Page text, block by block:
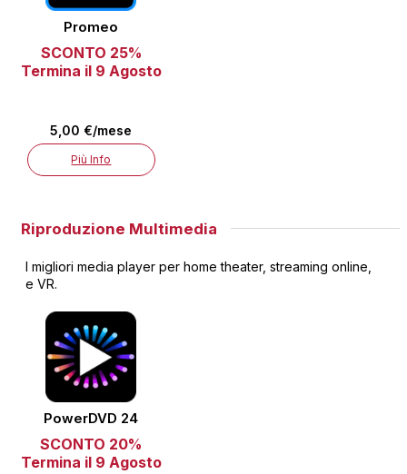
Promeo
SCONTO 25%
Termina il 9 Agosto
5,00 €/mese
Più Info
Riproduzione Multimedia
I migliori media player per home theater, streaming online,
e VR.
PowerDVD 24
SCONTO 20%
Termina il 9 Agosto